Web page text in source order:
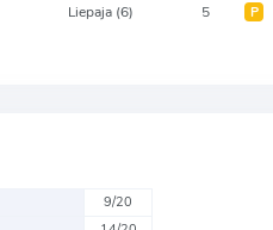
Liepaja (6) 5 Р
9/20